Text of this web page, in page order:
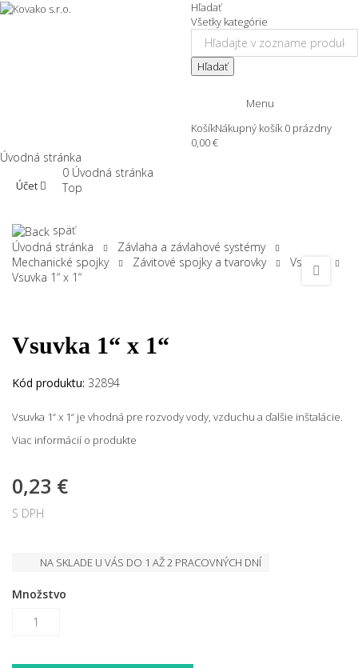
Hľadať
Všetky kategórie
Hľadať
Menu
KošíkNákupný košík 0 prázdny
0,00 €
Úvodná stránka
Účet
0 Úvodná stránka
Top
späť
Úvodná stránka
Závlaha a závlahové systémy
Mechanické spojky
Závitové spojky a tvarovky
Vsuvka
Vsuvka 1“ x 1“
Vsuvka 1“ x 1“
Kód produktu: 32894
Vsuvka 1“ x 1“ je vhodná pre rozvody vody, vzduchu a ďalšie inštalácie.
Viac informácií o produkte
0,23 €
S DPH
NA SKLADE U VÁS DO 1 AŽ 2 PRACOVNÝCH DNÍ
Množstvo